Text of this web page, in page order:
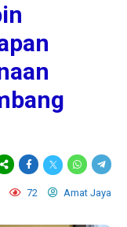
72 Amat Jaya